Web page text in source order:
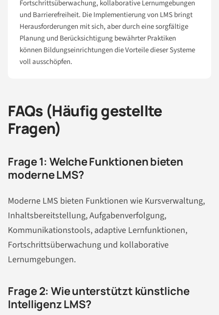
Fortschrittsüberwachung, kollaborative Lernumgebungen
und Barrierefreiheit. Die Implementierung von LMS bringt
Herausforderungen mit sich, aber durch eine sorgfältige
Planung und Berücksichtigung bewährter Praktiken
können Bildungseinrichtungen die Vorteile dieser Systeme
voll ausschöpfen.
FAQs (Häufig gestellte
Fragen)
Frage 1: Welche Funktionen bieten
moderne LMS?
Moderne LMS bieten Funktionen wie Kursverwaltung,
Inhaltsbereitstellung, Aufgabenverfolgung,
Kommunikationstools, adaptive Lernfunktionen,
Fortschrittsüberwachung und kollaborative
Lernumgebungen.
Frage 2: Wie unterstützt künstliche
Intelligenz LMS?